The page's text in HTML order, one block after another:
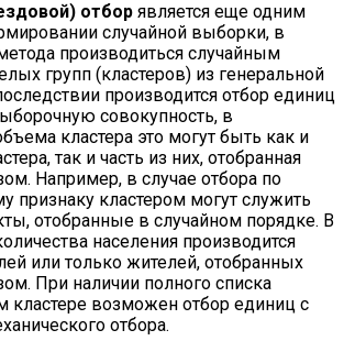
отбор является еще одним
случайной выборки, в
производиться случайным
групп (кластеров) из генеральной
производится отбор единиц
совокупность, в
кластера это могут быть как и
так и часть из них, отобранная
Например, в случае отбора по
признаку кластером могут служить
отобранные в случайном порядке. В
населения производится
или только жителей, отобранных
При наличии полного списка
возможен отбор единиц с
отбора.